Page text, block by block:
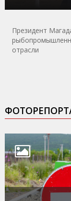
Президент
отрасли